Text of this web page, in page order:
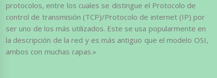
protocolos, entre los cuales se distingue el Protocolo de
control de transmisión (TCP)/Protocolo de internet (IP) por
ser uno de los más utilizados. Este se usa popularmente en
la descripción de la red y es más antiguo que el modelo OSI,
ambos con muchas capas.»